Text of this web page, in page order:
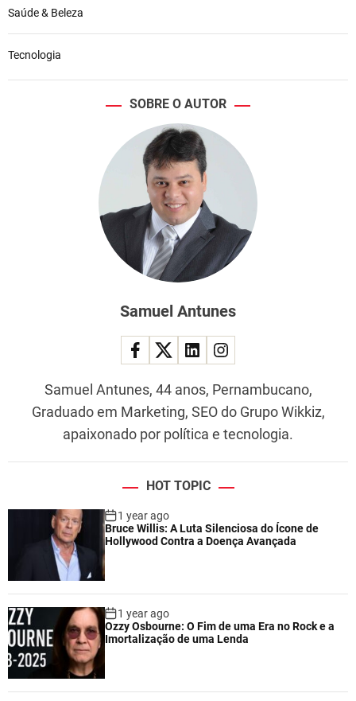
Saúde & Beleza
Tecnologia
SOBRE O AUTOR
Samuel Antunes
Samuel Antunes, 44 anos, Pernambucano,
Graduado em Marketing, SEO do Grupo Wikkiz,
apaixonado por política e tecnologia.
HOT TOPIC
1 year ago
Bruce Willis: A Luta Silenciosa do Ícone de
Hollywood Contra a Doença Avançada
1 year ago
Ozzy Osbourne: O Fim de uma Era no Rock e a
Imortalização de uma Lenda